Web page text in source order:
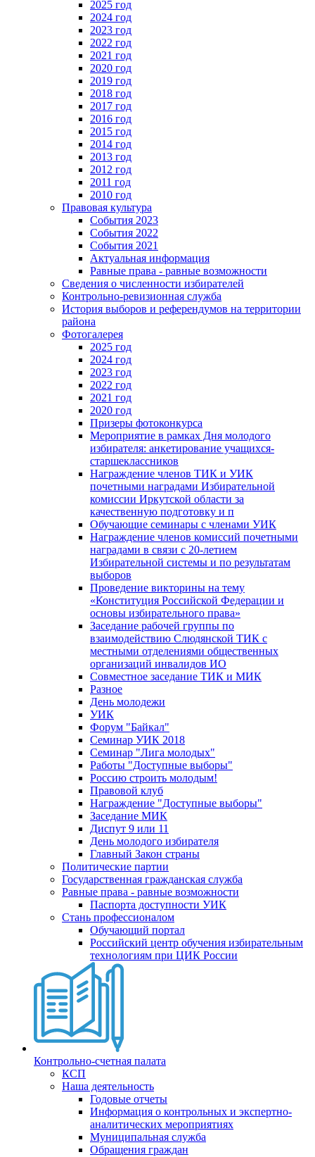
2025 год
2024 год
2023 год
2022 год
2021 год
2020 год
2019 год
2018 год
2017 год
2016 год
2015 год
2014 год
2013 год
2012 год
2011 год
2010 год
Правовая культура
События 2023
События 2022
События 2021
Актуальная информация
Равные права - равные возможности
Сведения о численности избирателей
Контрольно-ревизионная служба
История выборов и референдумов на территории
района
Фотогалерея
2025 год
2024 год
2023 год
2022 год
2021 год
2020 год
Призеры фотоконкурса
Мероприятие в рамках Дня молодого
избирателя: анкетирование учащихся-
старшеклассников
Награждение членов ТИК и УИК
почетными наградами Избирательной
комиссии Иркутской области за
качественную подготовку и п
Обучающие семинары с членами УИК
Награждение членов комиссий почетными
наградами в связи с 20-летием
Избирательной системы и по результатам
выборов
Проведение викторины на тему
«Конституция Российской Федерации и
основы избирательного права»
Заседание рабочей группы по
взаимодействию Слюдянской ТИК с
местными отделениями общественных
организаций инвалидов ИО
Совместное заседание ТИК и МИК
Разное
День молодежи
УИК
Форум "Байкал"
Семинар УИК 2018
Семинар "Лига молодых"
Работы "Доступные выборы"
Россию строить молодым!
Правовой клуб
Награждение "Доступные выборы"
Заседание МИК
Диспут 9 или 11
День молодого избирателя
Главный Закон страны
Политические партии
Государственная гражданская служба
Равные права - равные возможности
Паспорта доступности УИК
Стань профессионалом
Обучающий портал
Российский центр обучения избирательным
технологиям при ЦИК России
Контрольно-счетная палата
КСП
Наша деятельность
Годовые отчеты
Информация о контрольных и экспертно-
аналитических мероприятиях
Муниципальная служба
Обращения граждан